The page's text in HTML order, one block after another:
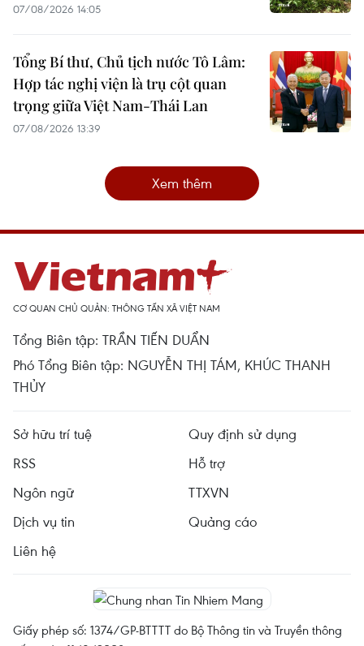
07/08/2026 14:05
Tổng Bí thư, Chủ tịch nước Tô Lâm:
Hợp tác nghị viện là trụ cột quan
trọng giữa Việt Nam-Thái Lan
07/08/2026 13:39
Xem thêm
CƠ QUAN CHỦ QUẢN: THÔNG TẤN XÃ VIỆT NAM
Tổng Biên tập: TRẦN TIẾN DUẨN
Phó Tổng Biên tập: NGUYỄN THỊ TÁM, KHÚC THANH
THỦY
Sở hữu trí tuệ
Quy định sử dụng
RSS
Hỗ trợ
Ngôn ngữ
TTXVN
Dịch vụ tin
Quảng cáo
Liên hệ
Giấy phép số: 1374/GP-BTTTT do Bộ Thông tin và Truyền thông